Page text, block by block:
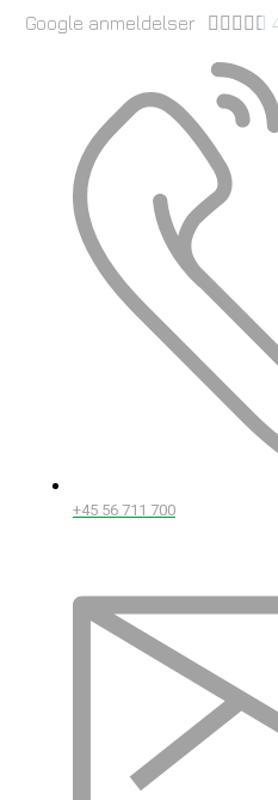
Google anmeldelser     
+45 56 711 700